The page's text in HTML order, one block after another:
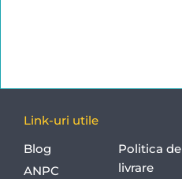
Link-uri utile
Blog
ANPC
Politica de
livrare